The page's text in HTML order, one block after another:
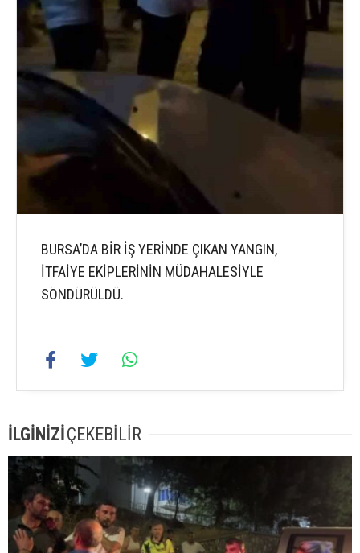
BURSA’DA BİR İŞ YERİNDE ÇIKAN YANGIN,
İTFAİYE EKİPLERİNİN MÜDAHALESİYLE
SÖNDÜRÜLDÜ.
İLGİNİZİÇEKEBİLİR